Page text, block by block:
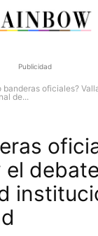
Publicidad
banderas oficiales?
de...
el